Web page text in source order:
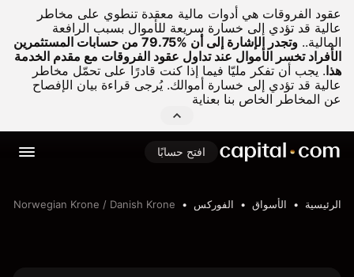
عقود الفروقات هي أدوات مالية معقدة تنطوي على مخاطر
عالية قد تؤدي إلى خسارة سريعة للأموال بسبب الرافعة
المالية..
وتجدر الإشارة إلى أن %79.75 من حسابات المستثمرين
الأفراد تخسر الأموال عند تداول عقود الفروقات مع مقدم الخدمة
هذا. يجب أن تفكر مليّا فيما إذا كنت قادرًا على تحمّل مخاطر
عالية قد تؤدي إلى خسارة أموالك. يُرجى قراءة بيان الإفصاح
عن المخاطر الخاص بنا بعناية
افتح حسابًا
الرئيسية الأسواق الفوركس Norwegian Krone / Danish Krone